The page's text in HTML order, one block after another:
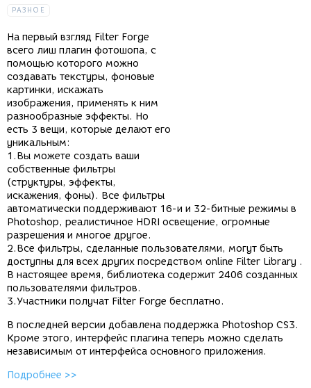
РАЗНОЕ
На первый взгляд Filter Forge
всего лиш плагин фотошопа, с
помощью которого можно
создавать текстуры, фоновые
картинки, искажать
изображения, применять к ним
разнообразные эффекты. Но
есть 3 вещи, которые делают его
уникальным:
1.Вы можете создать ваши
собственные фильтры
(структуры, эффекты,
искажения, фоны). Все фильтры
автоматически поддерживают 16-и и 32-битные режимы в
Photoshop, реалистичное HDRI освещение, огромные
разрешения и многое другое.
2.Все фильтры, сделанные пользователями, могут быть
доступны для всех других посредством online Filter Library .
В настоящее время, библиотека содержит 2406 созданных
пользователями фильтров.
3.Участники получат Filter Forge бесплатно.
В последней версии добавлена поддержка Photoshop CS3.
Кроме этого, интерфейс плагина теперь можно сделать
независимым от интерфейса основного приложения.
Подробнее >>